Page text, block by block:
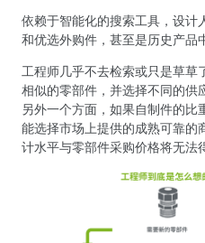
依赖于智能化的搜索工具，设计
和优选外购件，甚至是历史产品
工程师几乎不去检索或只是草草
相似的零部件，并选择不同的供
另外一个方面，如果自制件的比
能选择市场上提供的成熟可靠的
计水平与零部件采购价格将无法